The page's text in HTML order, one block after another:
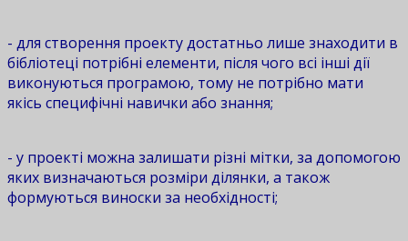
- для створення проекту достатньо лише знаходити в
бібліотеці потрібні елементи, після чого всі інші дії
виконуються програмою, тому не потрібно мати
якісь специфічні навички або знання;
- у проекті можна залишати різні мітки, за допомогою
яких визначаються розміри ділянки, а також
формуються виноски за необхідності;